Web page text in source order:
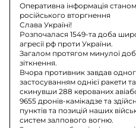
Оперативна інформація
російського вторгнення
Слава Україні!
Розпочалася 1549-та доба
агресії рф проти України.
Загалом протягом минулої
зіткнення.
Вчора противник завдав
застосуванням однієї ракети
скинувши 288 керованих
9655 дронів-камікадзе та
пунктів та позицій наших
систем залпового вогню.